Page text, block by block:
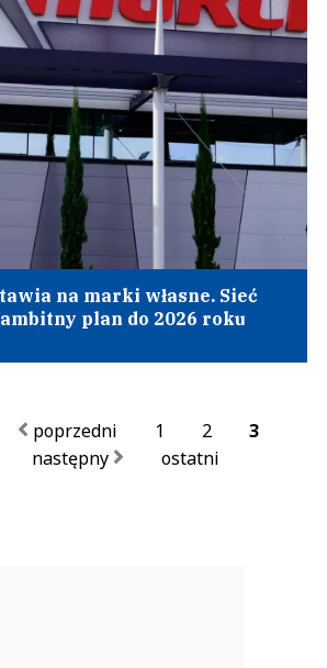
na marki własne. Sieć
plan do 2026 roku
poprzedni 1 2
3
następny ostatni